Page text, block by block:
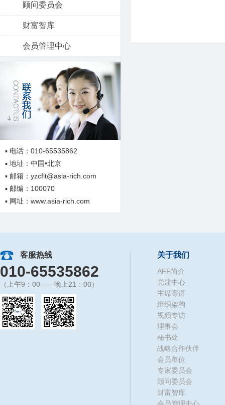
顾问委员会
财富智库
会员管理中心
▪ 电话：010-65535862
▪ 地址：中国•北京
▪ 邮箱：yzcflt@asia-rich.com
▪ 邮编：100070
▪ 网址：www.asia-rich.com
客服热线
010-65535862
（上午9：00——晚上21：00）
关于我们
AFF简介
党建中心
主席寄语
组织架构
视频专访
理事会
秘书处
战略合作伙伴
会员单位
专家委员会
顾问委员会
财富智库